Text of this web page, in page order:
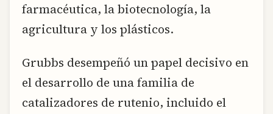
farmacéutica, la biotecnología, la
agricultura y los plásticos.
Grubbs desempeñó un papel decisivo en
el desarrollo de una familia de
catalizadores de rutenio, incluido el